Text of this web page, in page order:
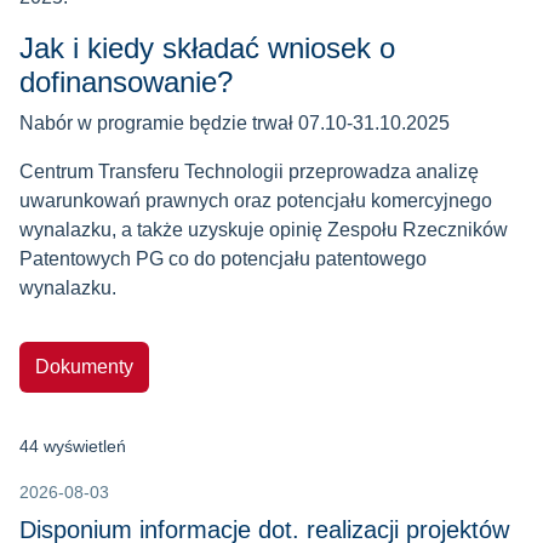
Jak i kiedy składać wniosek o
dofinansowanie?
Nabór w programie będzie trwał 07.10-31.10.2025
Centrum Transferu Technologii przeprowadza analizę
uwarunkowań prawnych oraz potencjału komercyjnego
wynalazku, a także uzyskuje opinię Zespołu Rzeczników
Patentowych PG co do potencjału patentowego
wynalazku.
Dokumenty
44 wyświetleń
2026-08-03
Disponium informacje dot. realizacji projektów